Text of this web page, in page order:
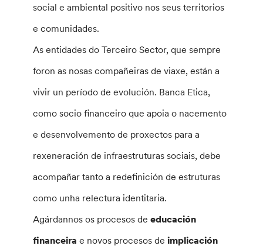
social e ambiental positivo nos seus territorios
e comunidades.
As entidades do Terceiro Sector, que sempre
foron as nosas compañeiras de viaxe, están a
vivir un período de evolución. Banca Etica,
como socio financeiro que apoia o nacemento
e desenvolvemento de proxectos para a
rexeneración de infraestruturas sociais, debe
acompañar tanto a redefinición de estruturas
como unha relectura identitaria.
Agárdannos os procesos deeducación
financeira e novos procesos deimplicación